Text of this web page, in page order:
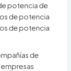
potencia de
de potencia
de potencia
de